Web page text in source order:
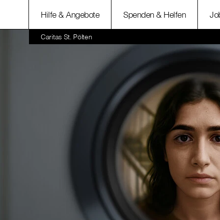
Hilfe & Angebote Spenden & Helfen
Caritas St. Pölten